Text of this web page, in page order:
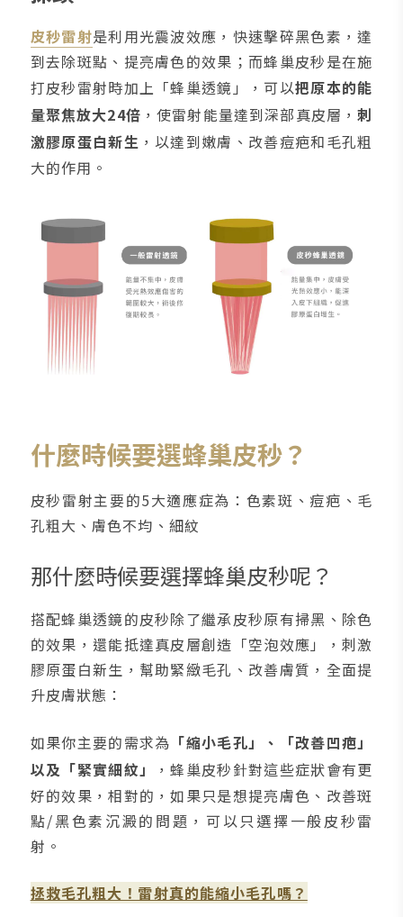
皮秒雷射是利用光震波效應，快速擊碎黑色素，達
到去除斑點、提亮膚色的效果；而蜂巢皮秒是在施
打皮秒雷射時加上「蜂巢透鏡」，可以把原本的能
量聚焦放大24倍 ，使雷射能量達到深部真皮層，刺
激膠原蛋白新生 ，以達到嫩膚、改善痘疤和毛孔粗
大的作用。
什麼時候要選蜂巢皮秒？
皮秒雷射主要的5大適應症為：色素斑、痘疤、毛
孔粗大、膚色不均、細紋
那什麼時候要選擇蜂巢皮秒呢？
搭配蜂巢透鏡的皮秒除了繼承皮秒原有掃黑、除色
的效果，還能抵達真皮層創造「空泡效應」，刺激
膠原蛋白新生，幫助緊緻毛孔、改善膚質，全面提
升皮膚狀態：
如果你主要的需求為 「縮小毛孔」、「改善凹疤」
以及「緊實細紋」
，蜂巢皮秒針對這些症狀會有更
好的效果，相對的，如果只是想提亮膚色、改善斑
點/黑色素沉澱的問題，可以只選擇一般皮秒雷
射。
拯救毛孔粗大！雷射真的能縮小毛孔嗎？